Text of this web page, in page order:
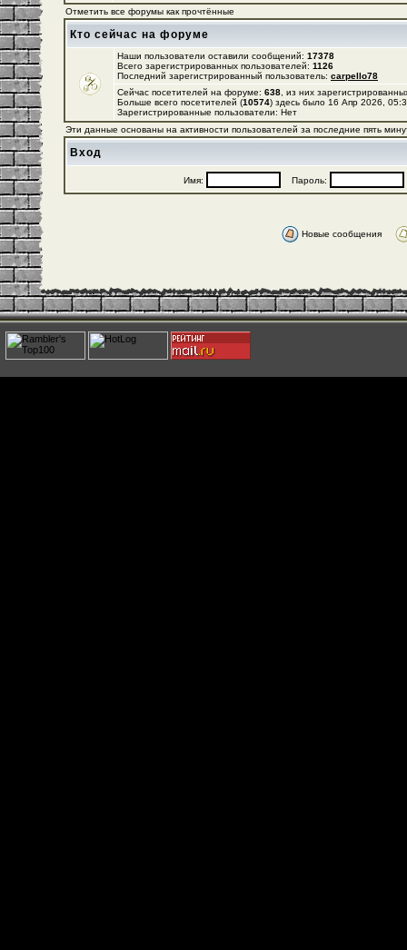
Отметить все форумы как прочтённые
Кто сейчас на форуме
Наши пользователи оставили сообщений: 17378
Всего зарегистрированных пользователей: 1126
Последний зарегистрированный пользователь: carpello78
Сейчас посетителей на форуме: 638 , из них
Больше всего посетителей (10574) здесь было 16 Апр 2026,
Зарегистрированные пользователи: Нет
Эти данные основаны на активности пользователей за последние пять
Вход
Имя: Пароль:
Новые сообщения